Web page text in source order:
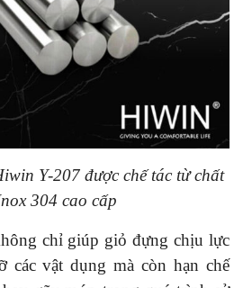
Y-207 được chế tác từ chất
304 cao cấp
chỉ giúp giỏ đựng chịu lực
các vật dụng mà còn hạn chế